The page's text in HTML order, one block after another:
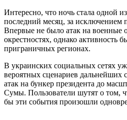
Интересно, что ночь стала одной
последний месяц, за исключением
Впервые не было атак на военные
окрестностях, однако активность
приграничных регионах.
В украинских социальных сетях
вероятных сценариев
атак на бункер президента до
Сумы. Пользователи шутят о том,
бы эти события произошли